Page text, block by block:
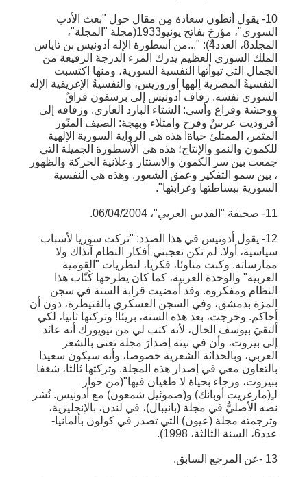
10- يقول أنطون سعادة مِن مقال حول "بعث الأدب
السوري"، مؤرخٍ بفاتح يونيو1933(مجلة "المجلة"،
المجلد8، العدد4): "...من أسطورة الإله أدونيس بن تاياس
الملك السوري العظيم يدرك المرء الدرجةَ الرفيعة من
الجمال التي تبوأتها النفسية السورية، ومنها اكتسبت
النفسيةُ المصرية إلهها أوزوريس، والنفسيةُ الإغريقية الإله
السوري نفسه. زفاف أدونيس إلى برسفون فراقٌ
ووحشة وفراغ وأسى: الشتاء البارد العاري. وزفافه إلى
أفروديت عرسٌ وفرح وامتلاء وبهجة: الصيف المنّور
المثمر، الممتلئ حياة! هذه هي الرواية السورية الإلهية
للكمون والنمو والإنتاج؛ هذه هي الأسطورة الجميلة التي
جمعت بين سر الكمون والاستتار وعلانية الحركة والظهور
، بين سمو التفكير وعمق الشعور. وهذه هي النفسية
السورية ببساطتها وغرابتها".
11- صحيفة "القدس العربي"، 06/04/2004.
12- يقول أدونيس في هذا الصدد: "تركت سوريا لأسباب
سياسية، أولا. لم تكن تعجبني أفكار النظام آنذاك ولا
ممارساته. وكنت مناوئا، فكريا، لنظريات "القومية
العربية" والوحدة العربية، كما كان يطرحها كُتّاب هذا
النظام ومفكروه. وقد أمضيت قرابة السنة في سجن
المزة بدمشق، وفي السجن العسكري بالقنيطرة، دون أن
أحاكم. وخرجت، بعد هذه السنة، بريئا! وتركتها ثانيا، لكي
ألتقيَ بيوسف الخال، لأنه كتب لي من نيويورك أنه عائد
إلى بيروت، وأن في نيته إصدارَ مجلة تعنى بالشعر
العربي، وبالحداثة الشعرية خصوصا، وأنه سيكون سعيدا
بالتعاون معي في إصدار هذه المجلة. وتركتها ثالثا، شغفا
ببيروت، ورجاء بحياة لا طغيان فيها"(من حوار
لـِ(مارغريت أوبانك) و(صموئيل شمعون) مع أدونيس. نُشر
نصه الأصليُّ في مجلة (بانيبال)، في لندن، بالإنجليزية،
وترجمته مجلة (عيون) التي تصدر في كولون بألمانيا-
عدد6، السنة الثالثة، 1998).
13 -عن المرجع السابق.